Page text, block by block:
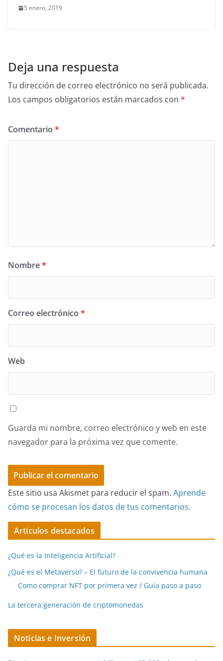
5 enero, 2019
Deja una respuesta
Tu dirección de correo electrónico no será publicada.
Los campos obligatorios están marcados con *
Comentario *
Nombre*
Correo electrónico *
Web
Guarda mi nombre, correo electrónico y web en este
navegador para la próxima vez que comente.
Este sitio usa Akismet para reducir el spam. Aprende
cómo se procesan los datos de tus comentarios.
Articulos destacados
¿Qué es la Inteligencia Artificial?
¿Qué es el Metaverso? – El futuro de la convivencia humana
Como comprar NFT por primera vez / Guía paso a paso
La tercera generación de criptomonedas
Noticias e Inversión